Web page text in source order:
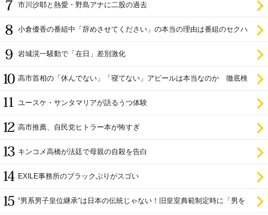
市川沙耶と熱愛・野島アナに二股の過去
小倉優香の番組中「辞めさせてください」の本当の理由は番組のセクハ
岩城滉一騒動で「在日」差別激化
高市首相の「休んでない」「寝てない」アピールは本当なのか 徹底検
ユースケ・サンタマリアが語るうつ体験
高市推薦、自民党ヒトラー本が怖すぎ
キンコメ高橋が法廷で母親の自殺を告白
EXILE事務所のブラックぶりがスゴい
“男系男子皇位継承”は日本の伝統じゃない！旧皇室典範制定時に「男を